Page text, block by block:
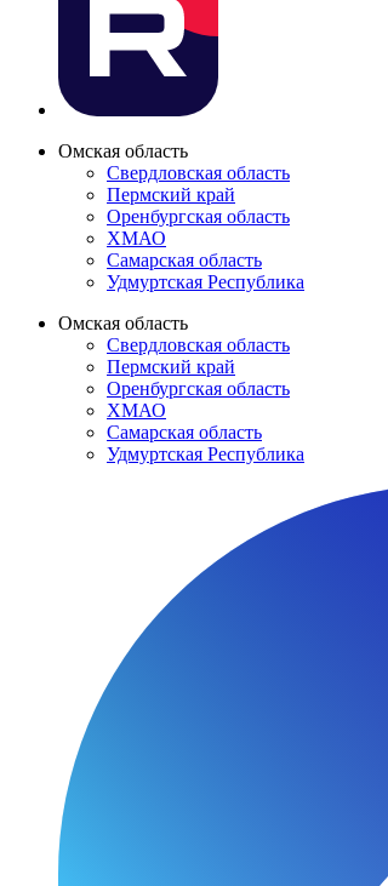
Омская область
Свердловская область
Пермский край
Оренбургская область
ХМАО
Самарская область
Удмуртская Республика
Омская область
Свердловская область
Пермский край
Оренбургская область
ХМАО
Самарская область
Удмуртская Республика